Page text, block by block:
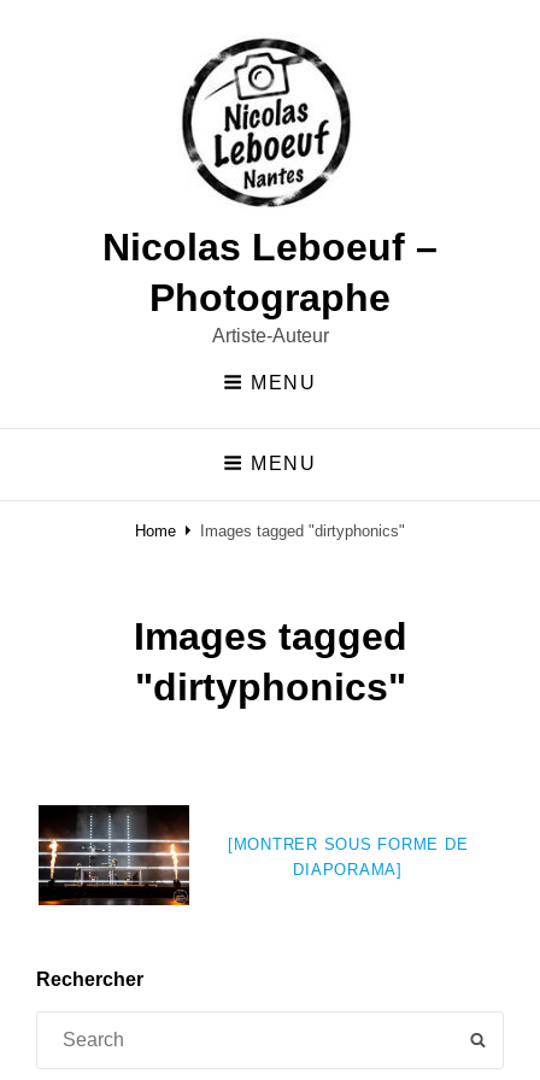
Nicolas Leboeuf –
Photographe
Artiste-Auteur
MENU
MENU
Home Images tagged "dirtyphonics"
Images tagged
"dirtyphonics"
[MONTRER SOUS FORME DE
DIAPORAMA]
Rechercher